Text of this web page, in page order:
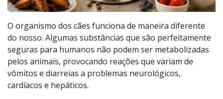
O organismo dos cães funciona de maneira diferente
do nosso. Algumas substâncias que são perfeitamente
seguras para humanos não podem ser metabolizadas
pelos animais, provocando reações que variam de
vômitos e diarreias a problemas neurológicos,
cardíacos e hepáticos.